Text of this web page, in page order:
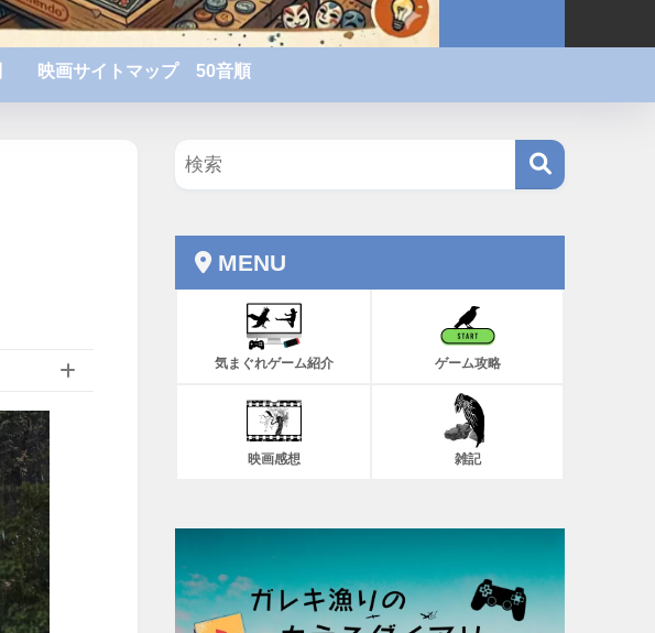
映画サイトマップ 50音順
MENU
気まぐれゲーム紹介 ゲーム攻略
映画感想 雑記